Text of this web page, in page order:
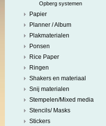
Opberg systemen
Papier
Planner / Album
Plakmaterialen
Ponsen
Rice Paper
Ringen
Shakers en materiaal
Snij materialen
Stempelen/Mixed media
Stencils/ Masks
Stickers